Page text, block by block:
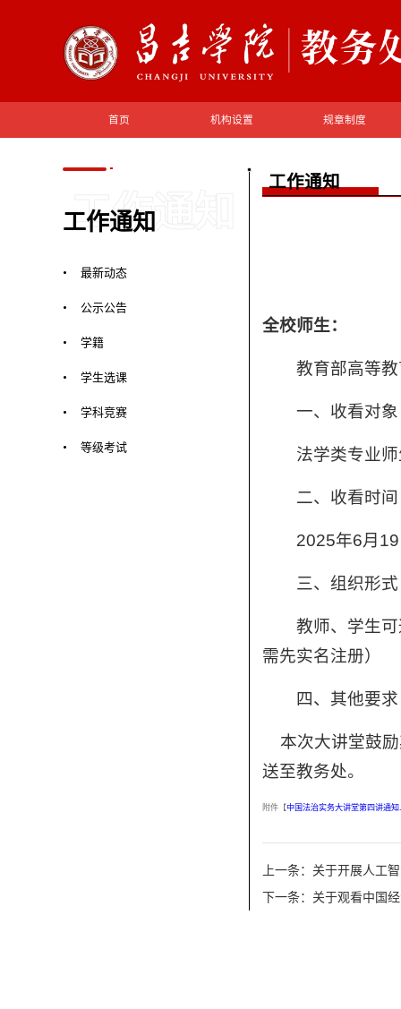
首页 机构设置 规章制度
工作通知
工作通知
最新动态
公示公告
学籍
学生选课
学科竞赛
等级考试
工作通知
全校师生：
教育部高等
一、收看对象
法学类专业
二、收看时间
2025年6月
三、组织形式
教师、学生
需先实名注册）
四、其他要求
本次大讲堂鼓励
送至教务处。
附件【中国法治实务大讲堂第四讲通
上一条：关于开展人工
下一条：关于观看中国